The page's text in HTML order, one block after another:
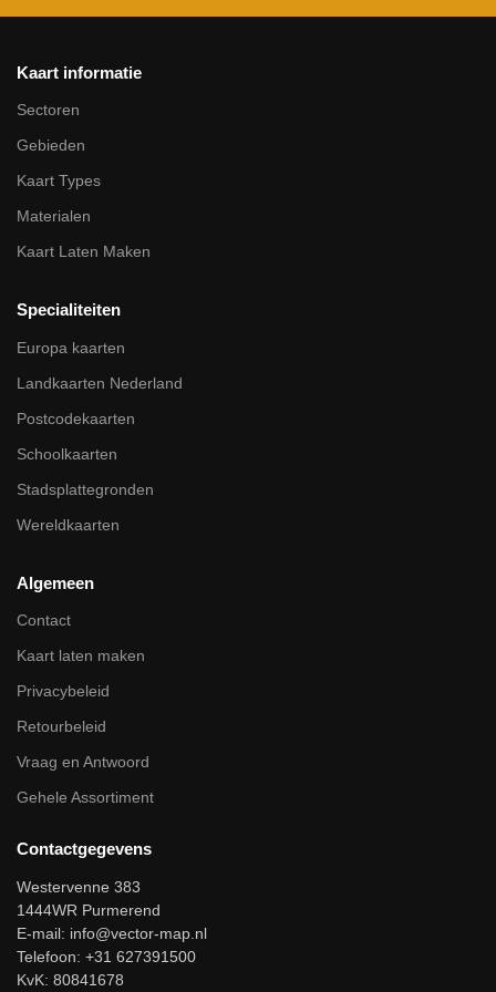
Kaart informatie
Sectoren
Gebieden
Kaart Types
Materialen
Kaart Laten Maken
Specialiteiten
Europa kaarten
Landkaarten Nederland
Postcodekaarten
Schoolkaarten
Stadsplattegronden
Wereldkaarten
Algemeen
Contact
Kaart laten maken
Privacybeleid
Retourbeleid
Vraag en Antwoord
Gehele Assortiment
Contactgegevens
Westervenne 383
1444WR Purmerend
E-mail: info@vector-map.nl
Telefoon: +31 627391500
KvK: 80841678